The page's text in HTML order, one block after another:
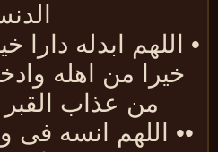
الدنس
اللهم ابدله دارا
خيرا من اهله
من عذاب القبر
اللهم انسه فى